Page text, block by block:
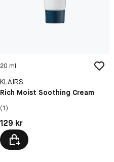
20 ml
KLAIRS
Rich Moist Soothing Cream
(1)
Pris: 129 kr
129 kr